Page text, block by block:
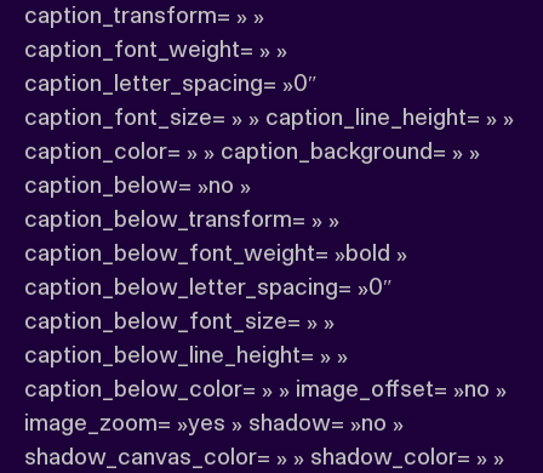
caption_transform= » »
caption_font_weight= » »
caption_letter_spacing= »0″
caption_font_size= » » caption_line_height= » »
caption_color= » » caption_background= » »
caption_below= »no »
caption_below_transform= » »
caption_below_font_weight= »bold »
caption_below_letter_spacing= »0″
caption_below_font_size= » »
caption_below_line_height= » »
caption_below_color= » » image_offset= »no »
image_zoom= »yes » shadow= »no »
shadow_canvas_color= » » shadow_color= » »